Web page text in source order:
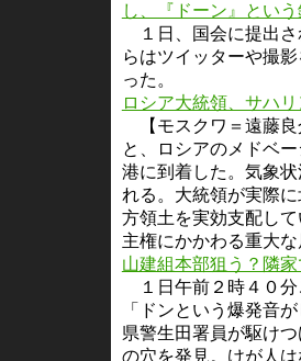
し、『ドーン』とい
１日、国会に提出さ
らはツイッターや撮
った。
ロシア大統領、サハ
【モスクワ＝遠藤良
と、ロシアのメドベ
港に到着した。気象
れる。大統領が実際
方領土を実効支配し
主権にかかわる重大な
山建組本部狙う？隣
１日午前２時４０分
「ドンという爆発音
県警生田署員が駆け
の穴を発見。けが人